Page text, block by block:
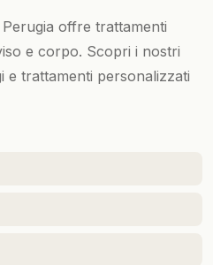
offre trattamenti
e corpo. Scopri i nostri
e trattamenti personalizzati